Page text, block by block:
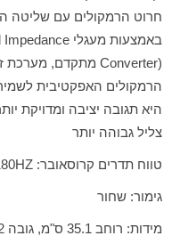
חרוט הרמקולים עם שליטה
באמצעות מעגלי Impedance
Converter) מתקדם, מערכת
הרמקולים האפקטיבית
היא תגובה יציבה ומדויקת
צליל גבוהה יותר
טווח תדרים קרוסאובר: HZ
-
גימור: שחור
מידות: רוחב 35.1 ס"מ, גובה 35.2 ס"מ, עומק 40.8 ס"מ